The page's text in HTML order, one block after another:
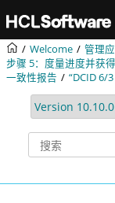
Welcome
管理
步骤 5：度量进度并获
一致性报告
“DCID 6/